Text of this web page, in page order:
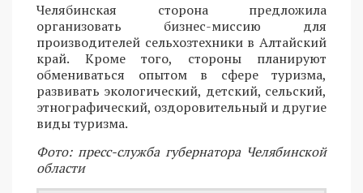
Челябинская сторона предложила
организовать бизнес-миссию для
производителей сельхозтехники в Алтайский
край. Кроме того, стороны планируют
обмениваться опытом в сфере туризма,
развивать экологический, детский, сельский,
этнографический, оздоровительный и другие
виды туризма.
Фото: пресс-служба губернатора Челябинской
области